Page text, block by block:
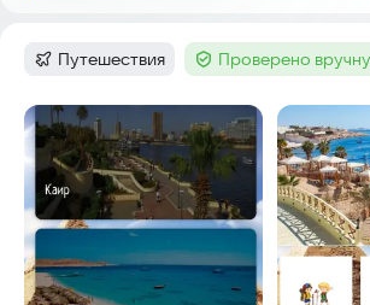
Категория:
Путешествия Тег :Проверено
Скриншоты